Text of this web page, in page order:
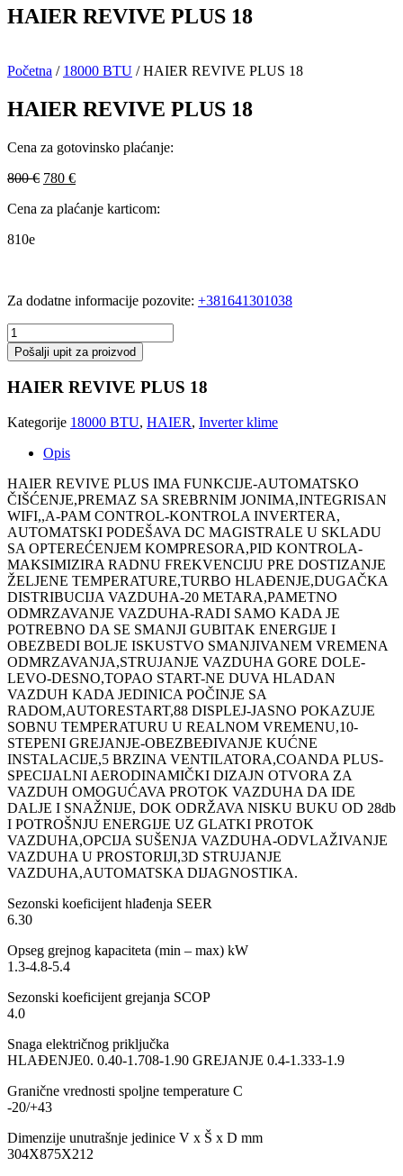
HAIER REVIVE PLUS 18
Početna / 18000 BTU / HAIER REVIVE PLUS 18
HAIER REVIVE PLUS 18
Cena za gotovinsko plaćanje:
800€ Originalna
je
780 €Trenutna
je:
Cena za plaćanje karticom:
810e
Za dodatne informacije pozovite: +381641301038
HAIER
REVIVE
PLUS
18
količina
Pošalji upit za proizvod
HAIER REVIVE PLUS 18
Kategorije 18000 BTU, HAIER, Inverter klime
Opis
HAIER REVIVE PLUS IMA FUNKCIJE-AUTOMATSKO
ČIŠĆENJE,PREMAZ SA SREBRNIM JONIMA,INTEGRISAN
WIFI,,A-PAM CONTROL-KONTROLA INVERTERA,
AUTOMATSKI PODEŠAVA DC MAGISTRALE U SKLADU
SA OPTEREĆENJEM KOMPRESORA,PID KONTROLA-
MAKSIMIZIRA RADNU FREKVENCIJU PRE DOSTIZANJE
ŽELJENE TEMPERATURE,TURBO HLAĐENJE,DUGAČKA
DISTRIBUCIJA VAZDUHA-20 METARA,PAMETNO
ODMRZAVANJE VAZDUHA-RADI SAMO KADA JE
POTREBNO DA SE SMANJI GUBITAK ENERGIJE I
OBEZBEDI BOLJE ISKUSTVO SMANJIVANEM VREMENA
ODMRZAVANJA,STRUJANJE VAZDUHA GORE DOLE-
LEVO-DESNO,TOPAO START-NE DUVA HLADAN
VAZDUH KADA JEDINICA POČINJE SA
RADOM,AUTORESTART,88 DISPLEJ-JASNO POKAZUJE
SOBNU TEMPERATURU U REALNOM VREMENU,10-
STEPENI GREJANJE-OBEZBEĐIVANJE KUĆNE
INSTALACIJE,5 BRZINA VENTILATORA,COANDA PLUS-
SPECIJALNI AERODINAMIČKI DIZAJN OTVORA ZA
VAZDUH OMOGUĆAVA PROTOK VAZDUHA DA IDE
DALJE I SNAŽNIJE, DOK ODRŽAVA NISKU BUKU OD 28db
I POTROŠNJU ENERGIJE UZ GLATKI PROTOK
VAZDUHA,OPCIJA SUŠENJA VAZDUHA-ODVLAŽIVANJE
VAZDUHA U PROSTORIJI,3D STRUJANJE
VAZDUHA,AUTOMATSKA DIJAGNOSTIKA.
Sezonski koeficijent hlađenja SEER
6.30
Opseg grejnog kapaciteta (min – max) kW
1.3-4.8-5.4
Sezonski koeficijent grejanja SCOP
4.0
Snaga električnog priključka
HLAĐENJE0. 0.40-1.708-1.90 GREJANJE 0.4-1.333-1.9
Granične vrednosti spoljne temperature C
-20/+43
Dimenzije unutrašnje jedinice V x Š x D mm
304X875X212